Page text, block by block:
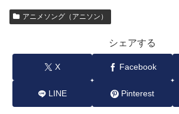
アニメソング（アニソン）
シェアする
X Facebook
LINE Pinterest